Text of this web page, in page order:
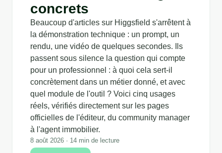
concrets
Beaucoup d'articles sur Higgsfield s'arrêtent à
la démonstration technique : un prompt, un
rendu, une vidéo de quelques secondes. Ils
passent sous silence la question qui compte
pour un professionnel : à quoi cela sert-il
concrètement dans un métier donné, et avec
quel module de l'outil ? Voici cinq usages
réels, vérifiés directement sur les pages
officielles de l'éditeur, du community manager
à l'agent immobilier.
8 août 2026 · 14 min de lecture